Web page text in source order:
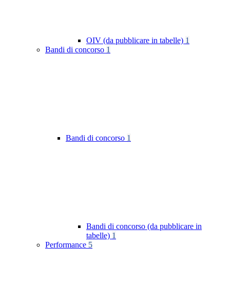
OIV (da pubblicare in tabelle) 1
Bandi di concorso 1
Bandi di concorso 1
Bandi di concorso (da pubblicare in
tabelle) 1
Performance 5